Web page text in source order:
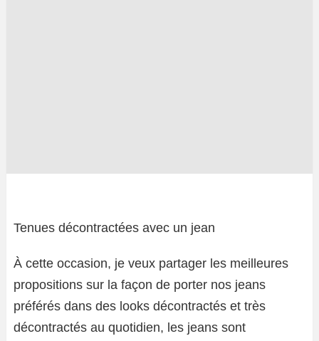
Tenues décontractées avec un jean
À cette occasion, je veux partager les meilleures
propositions sur la façon de porter nos jeans
préférés dans des looks décontractés et très
décontractés au quotidien, les jeans sont